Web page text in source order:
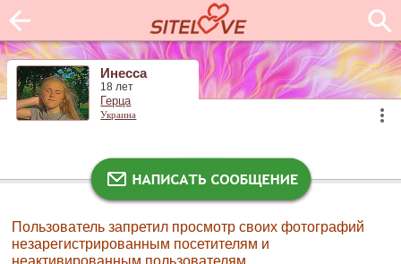
Инесса
18 лет
Герца
Украина
Пользователь запретил просмотр своих фотографий
незарегистрированным посетителям и
неактивированным пользователям.